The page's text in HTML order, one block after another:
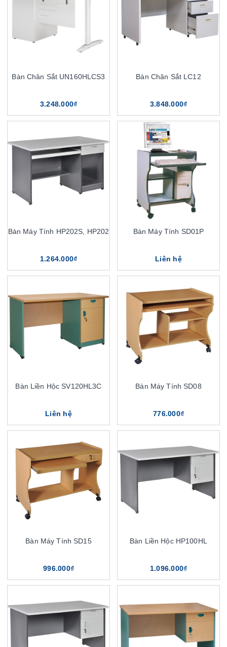
Bàn Chân Sắt UN160HLCS3
3.248.000₫
Bàn Chân Sắt LC12
3.848.000₫
Bàn Máy Tính HP202S, HP202
1.264.000₫
Bàn Máy Tính SD01P
Liên hệ
Bàn Liền Hộc SV120HL3C
Liên hệ
Bàn Máy Tính SD08
776.000₫
Bàn Máy Tính SD15
996.000₫
Bàn Liền Hộc HP100HL
1.096.000₫